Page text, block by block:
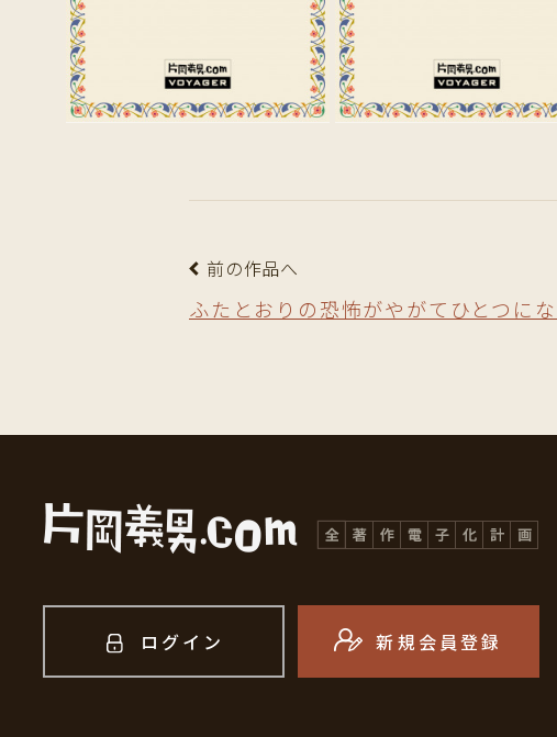
前の作品へ
ふたとおりの恐怖がやがてひとつに
ログイン 新規会員登録